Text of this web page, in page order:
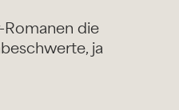
Romanen die
ja